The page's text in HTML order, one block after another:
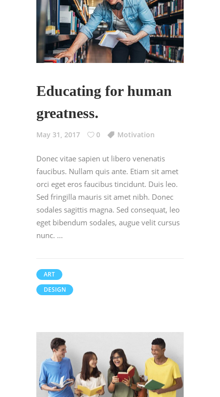
Educating for human
greatness.
May 31, 2017 0 Motivation
Donec vitae sapien ut libero venenatis
faucibus. Nullam quis ante. Etiam sit amet
orci eget eros faucibus tincidunt. Duis leo.
Sed fringilla mauris sit amet nibh. Donec
sodales sagittis magna. Sed consequat, leo
eget bibendum sodales, augue velit cursus
nunc.
ART
DESIGN